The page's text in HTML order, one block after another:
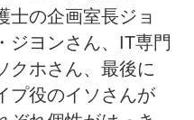
士の企画室長ジョ
ジヨンさん、IT専門
クホさん、最後に
プ役のイソさんが